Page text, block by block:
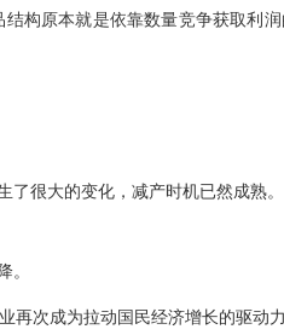
构原本就是依靠数量竞争获取利
很大的变化，减产时机已然成熟。
次成为拉动国民经济增长的驱动